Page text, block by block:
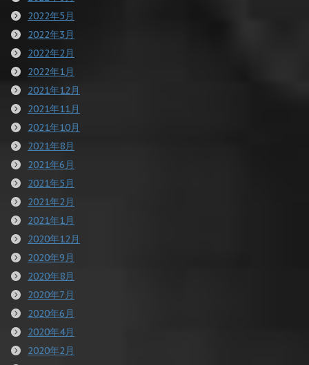
2022年5月
2022年3月
2022年2月
2022年1月
2021年12月
2021年11月
2021年10月
2021年8月
2021年6月
2021年5月
2021年2月
2021年1月
2020年12月
2020年9月
2020年8月
2020年7月
2020年6月
2020年4月
2020年2月